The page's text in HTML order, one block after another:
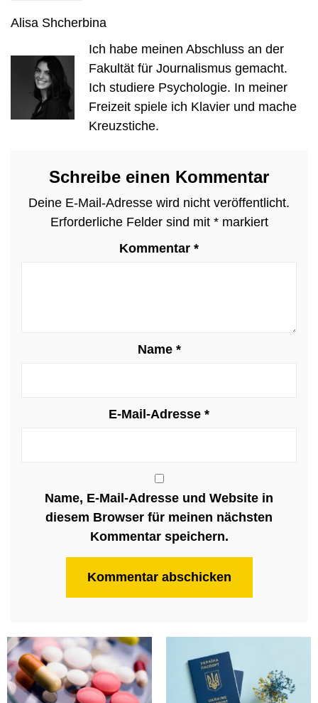
Alisa Shcherbina
Ich habe meinen Abschluss an der
Fakultät für Journalismus gemacht.
Ich studiere Psychologie. In meiner
Freizeit spiele ich Klavier und mache
Kreuzstiche.
Schreibe einen Kommentar
Deine E-Mail-Adresse wird nicht veröffentlicht.
Erforderliche Felder sind mit *markiert
Kommentar *
Name *
E-Mail-Adresse *
Name, E-Mail-Adresse und Website in
diesem Browser für meinen nächsten
Kommentar speichern.